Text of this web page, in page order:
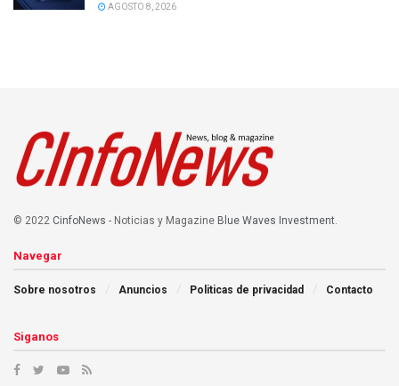
AGOSTO 8, 2026
© 2022 CinfoNews - Noticias y Magazine Blue Waves Investment.
Navegar
Sobre nosotros Anuncios Politicas de privacidad Contacto
Siganos